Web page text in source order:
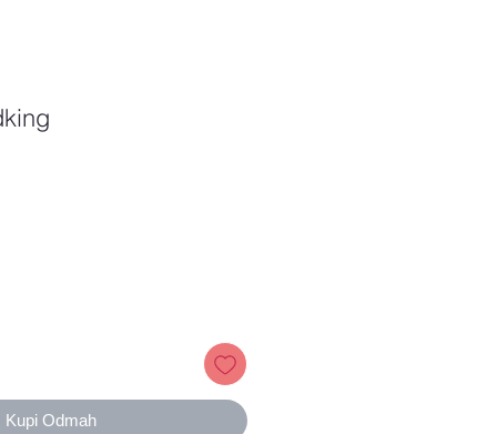
Kupi Odmah